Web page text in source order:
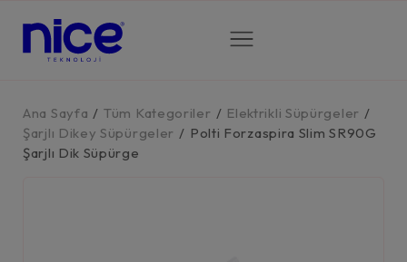
Ana Sayfa / Tüm Kategoriler / Elektrikli Süpürgeler /
Şarjlı Dikey Süpürgeler / Polti Forzaspira Slim SR90G
Şarjlı Dik Süpürge